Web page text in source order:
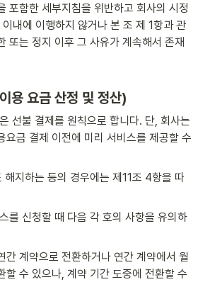
포함한 세부지침을 위반하고 회사의 시정
내에 이행하지 않거나 본 조 제 1항과 관
또는 정지 이후 그 사유가 계속해서 존재
용 요금 산정 및 정산)
선불 결제를 원칙으로 합니다. 단, 회사는
요금 결제 이전에 미리 서비스를 제공할 수
지하는 등의 경우에는 제11조 4항을 따
를 신청할 때 다음 각 호의 사항을 유의하
간 계약으로 전환하거나 연간 계약에서 월
할 수 있으나, 계약 기간 도중에 전환할 수